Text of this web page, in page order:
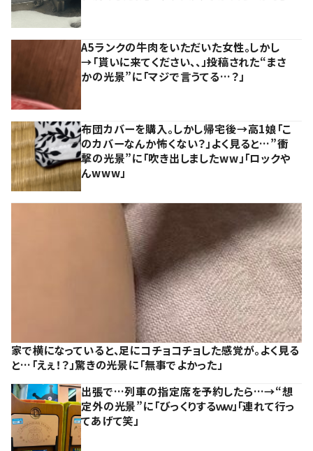
A5ランクの牛肉をいただいた女性。しかし
→「貰いに来てください、、」投稿された“まさ
かの光景”に「マジで言うてる…？」
布団カバーを購入。しかし帰宅後→高1娘「こ
のカバーなんか怖くない？」よく見ると…”衝
撃の光景”に「吹き出しましたww」「ロックや
んwww」
家で横になっていると、足にコチョコチョした感覚が。よく見る
と…「えぇ！？」驚きの光景に「無事でよかった」
出張で…列車の指定席を予約したら…→“想
定外の光景”に「びっくりするｗｗ」「連れて行っ
てあげて笑」